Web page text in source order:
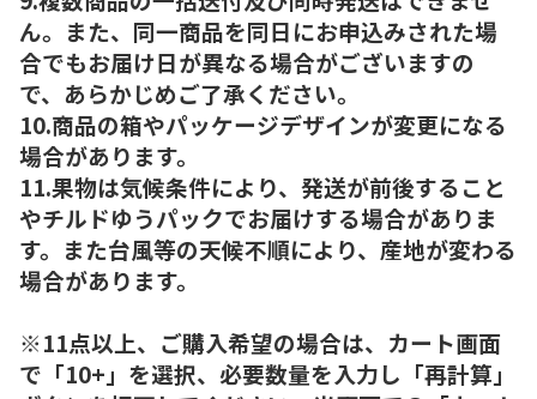
ん。また、同一商品を同日にお申込みされた場
合でもお届け日が異なる場合がございますの
で、あらかじめご了承ください。
10.商品の箱やパッケージデザインが変更になる
場合があります。
11.果物は気候条件により、発送が前後すること
やチルドゆうパックでお届けする場合がありま
す。また台風等の天候不順により、産地が変わる
場合があります。
※11点以上、ご購入希望の場合は、カート画面
で「10+」を選択、必要数量を入力し「再計算」